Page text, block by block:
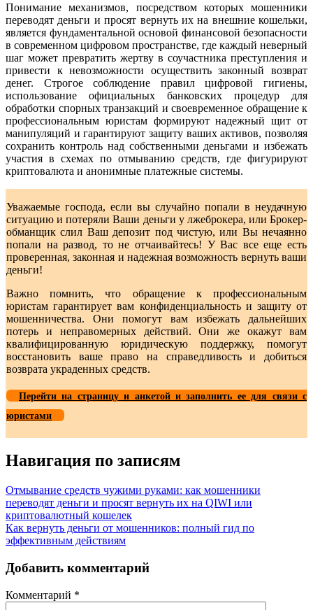
Понимание механизмов, посредством которых мошенники
переводят деньги и просят вернуть их на внешние кошельки,
является фундаментальной основой финансовой безопасности
в современном цифровом пространстве, где каждый неверный
шаг может превратить жертву в соучастника преступления и
привести к невозможности осуществить законный возврат
денег. Строгое соблюдение правил цифровой гигиены,
использование официальных банковских процедур для
обработки спорных транзакций и своевременное обращение к
профессиональным юристам формируют надежный щит от
манипуляций и гарантируют защиту ваших активов, позволяя
сохранить контроль над собственными деньгами и избежать
участия в схемах по отмыванию средств, где фигурируют
криптовалюта и анонимные платежные системы.
Уважаемые господа, если вы случайно попали в неудачную
ситуацию и потеряли Ваши деньги у лжеброкера, или Брокер-
обманщик слил Ваш депозит под чистую, или Вы нечаянно
попали на развод, то не отчаивайтесь! У Вас все еще есть
проверенная, законная и надежная возможность вернуть ваши
деньги!
Важно помнить, что обращение к профессиональным
юристам гарантирует вам конфиденциальность и защиту от
мошенничества. Они помогут вам избежать дальнейших
потерь и неправомерных действий. Они же окажут вам
квалифицированную юридическую поддержку, помогут
восстановить ваше право на справедливость и добиться
возврата украденных средств.
Перейти на страницу и анкетой и заполнить ее для связи с
юристами
Навигация по записям
Отмывание средств чужими руками: как мошенники
переводят деньги и просят вернуть их на QIWI или
криптовалютный кошелек
Как вернуть деньги от мошенников: полный гид по
эффективным действиям
Добавить комментарий
Комментарий *